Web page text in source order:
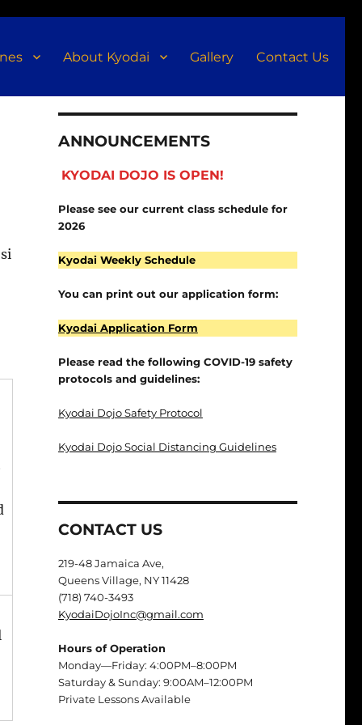
About Kyodai Gallery Contact Us
ANNOUNCEMENTS
KYODAI DOJO IS OPEN!
Please see our current class schedule for
2026
Kyodai Weekly Schedule
You can print out our application form:
Kyodai Application Form
Please read the following COVID-19 safety
protocols and guidelines:
Kyodai Dojo Safety Protocol
Kyodai Dojo Social Distancing Guidelines
CONTACT US
219-48 Jamaica Ave,
Queens Village, NY 11428
(718) 740-3493
KyodaiDojoInc@gmail.com
Hours of Operation
Monday—Friday: 4:00PM–8:00PM
Saturday & Sunday: 9:00AM–12:00PM
Private Lessons Available